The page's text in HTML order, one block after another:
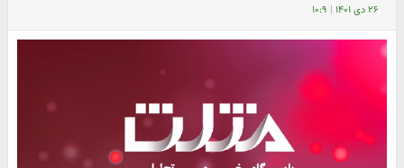
۲۶ دی ۱۴۰۱ | ۱۰:۹